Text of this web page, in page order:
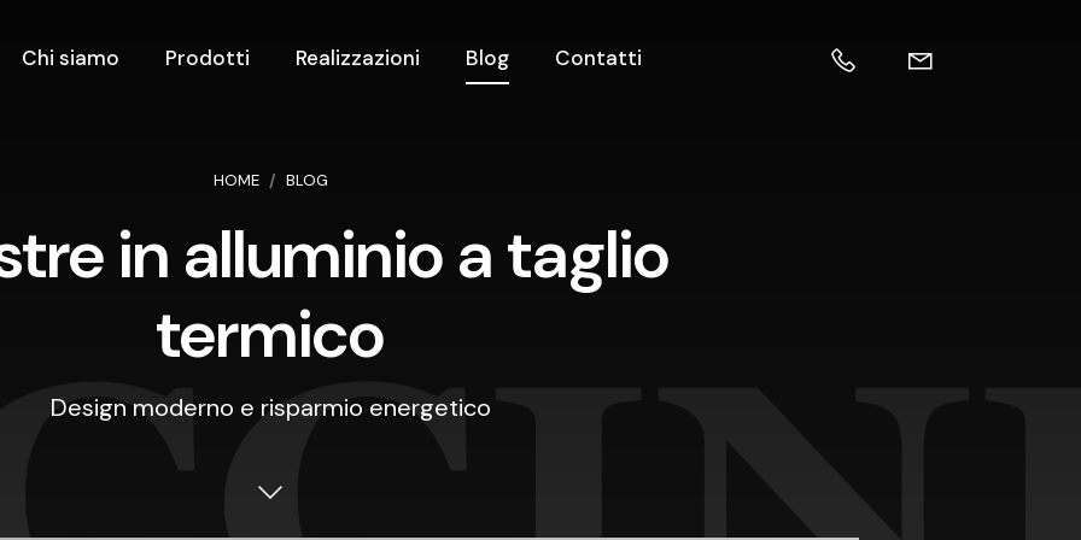
Chi siamo Prodotti Realizzazioni Blog Contatti
HOME BLOG
in alluminio a taglio
termico
Design moderno e risparmio energetico